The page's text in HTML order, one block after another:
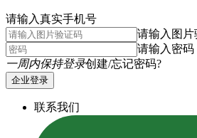
请输入真实手机号
请输入图片
请输入密码
一周内保持登录创建/忘记密码?
企业登录
联系我们